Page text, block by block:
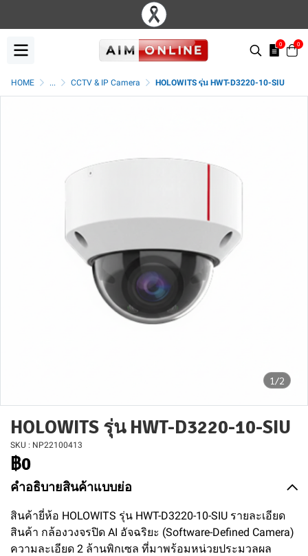
0 0
HOME ... CCTV & IP Camera HOLOWITS รุ่น HWT-D3220-10-SIU
1/2
HOLOWITS รุ่น HWT-D3220-10-SIU
SKU : NP22100413
฿0
คำอธิบายสินค้าแบบย่อ
สินค้ายี่ห้อ HOLOWITS รุ่น HWT-D3220-10-SIU รายละเอียด
สินค้า กล้องวงจรปิด AI อัจฉริยะ (Software-Defined Camera)
ความละเอียด 2 ล้านพิกเซล ที่มาพร้อมหน่วยประมวลผล